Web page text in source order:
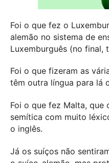
Foi o que fez o
alemão no sistema de
Luxemburguês (no final,
Foi o que fizeram as
têm outra língua para lá
Foi o que fez Malta, que
semítica com muito
o inglês.
Já os suíços não